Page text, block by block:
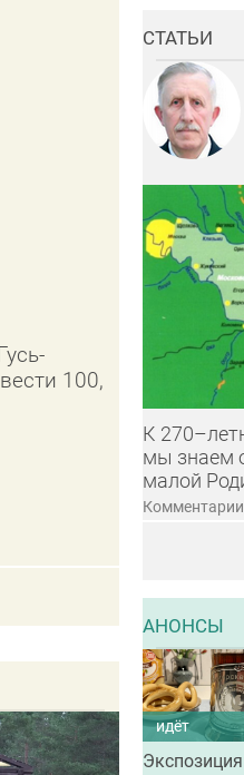
100,
СТАТЬИ
К
мы знаем
малой
АНОНСЫ
идёт